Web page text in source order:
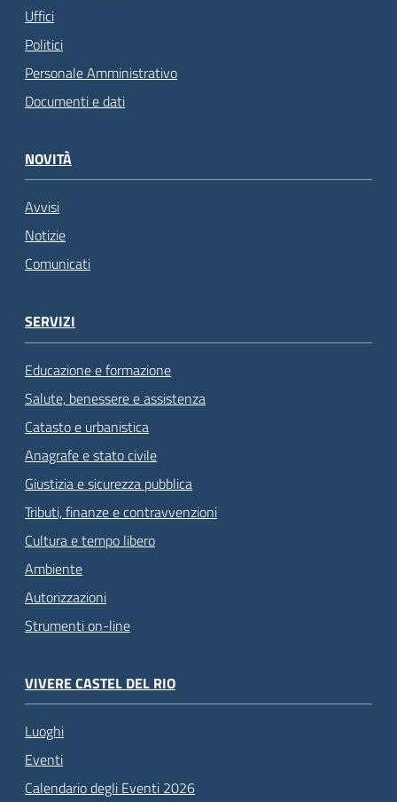
Uffici
Politici
Personale Amministrativo
Documenti e dati
NOVITÀ
Avvisi
Notizie
Comunicati
SERVIZI
Educazione e formazione
Salute, benessere e assistenza
Catasto e urbanistica
Anagrafe e stato civile
Giustizia e sicurezza pubblica
Tributi, finanze e contravvenzioni
Cultura e tempo libero
Ambiente
Autorizzazioni
Strumenti on-line
VIVERE CASTEL DEL RIO
Luoghi
Eventi
Calendario degli Eventi 2026